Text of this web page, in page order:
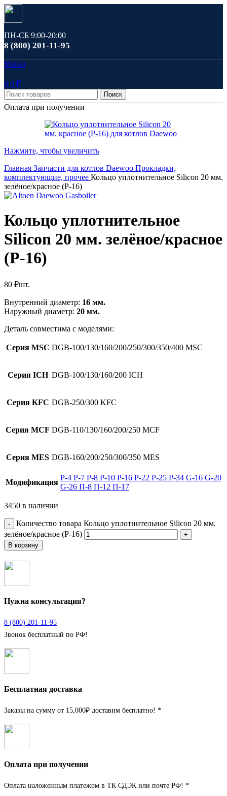
ПН-СБ 9:00-20:00
8 (800) 201-11-95
Меню
0 0 ₽
Поиск
Оплата при получении
Нажмите, чтобы увеличить
Главная Запчасти для котлов Daewoo Прокладки,
комплектующие, прочее Кольцо уплотнительное Silicon 20 мм.
зелёное/красное (Р-16)
Кольцо уплотнительное
Silicon 20 мм. зелёное/красное
(Р-16)
80 ₽шт.
Внутренний диаметр: 16 мм.
Наружный диаметр: 20 мм.
Деталь совместима с моделями:
Серия MSC DGB-100/130/160/200/250/300/350/400 MSC
Серия ICH DGB-100/130/160/200 ICH
Серия KFC DGB-250/300 KFC
Серия MCF DGB-110/130/160/200/250 MCF
Серия MES DGB-160/200/250/300/350 MES
Модификация
Р-4 Р-7 Р-8 Р-10 Р-16 Р-22 Р-25 Р-34 G-16 G-20
G-26 П-8 П-12 П-17
3450 в наличии
Количество товара Кольцо уплотнительное Silicon 20 мм.
зелёное/красное (Р-16)
В корзину
Нужна консультация?
8 (800) 201-11-95
Звонок бесплатный по РФ!
Бесплатная доставка
Заказы на сумму от 15,000₽ доставим бесплатно! *
Оплата при получении
Оплата наложенным платежом в ТК СДЭК или почте РФ! *